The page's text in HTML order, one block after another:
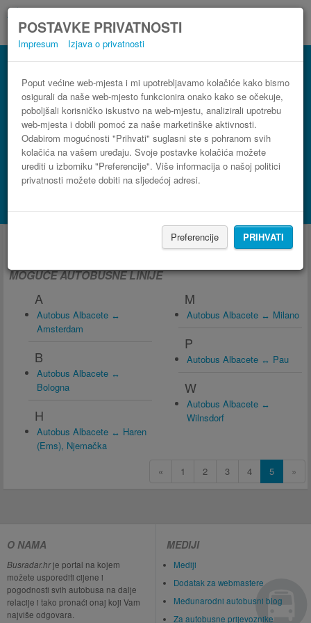
POSTAVKE PRIVATNOSTI
Impresum Izjava o privatnosti
Poput većine web-mjesta i mi upotrebljavamo kolačiće kako bismo
osigurali da naše web-mjesto funkcionira onako kako se očekuje,
poboljšali korisničko iskustvo na web-mjestu, analizirali upotrebu
web-mjesta i dobili pomoć za naše marketinške aktivnosti.
Odabirom mogućnosti "Prihvati" suglasni ste s pohranom svih
kolačića na vašem uređaju. Svoje postavke kolačića možete
urediti u izborniku "Preferencije". Više informacija o našoj politici
privatnosti možete dobiti na sljedećoj adresi.
Preferencije PRIHVATI
PRONAĐI LINIJU
Potraži smještaj s Booking.com
Autobus iz i za Albacete
MOGUĆE AUTOBUSNE LINIJE
A
Autobus Albacete ↔
Amsterdam
B
Autobus Albacete ↔
Bologna
H
Autobus Albacete ↔ Haren
(Ems), Njemačka
M
Autobus Albacete ↔ Milano
P
Autobus Albacete ↔ Pau
W
Autobus Albacete ↔
Wilnsdorf
« 1 2 3 4 5 »
O NAMA
Busradar.hrje portal na kojem
možete usporediti cijene i
pogodnosti svih autobusa na dalje
relacije i tako pronaći onaj koji Vam
najviše odgovara.
MEDIJI
Mediji
Dodatak za webmastere
Međunarodni autobusni blog
Za autobusne prijevoznike